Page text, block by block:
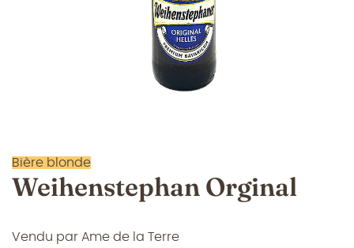
Bière blonde
Weihenstephan Orginal
Vendu par Ame de la Terre